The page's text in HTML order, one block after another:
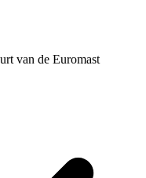
van de Euromast